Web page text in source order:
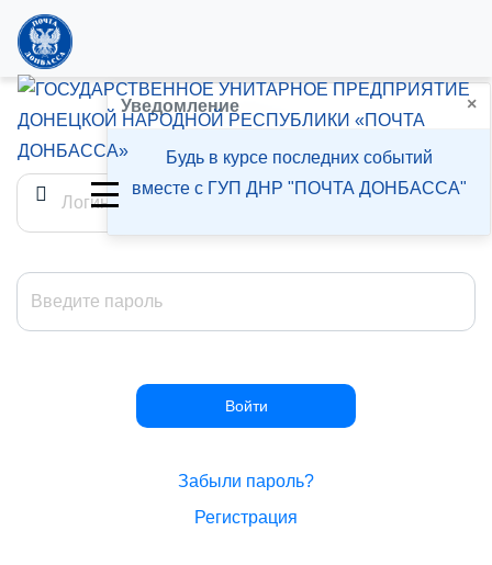
Войти
Забыли пароль?
Регистрация
Уведомление ×
Будь в курсе последних событий
вместе с ГУП ДНР "ПОЧТА ДОНБАССА"